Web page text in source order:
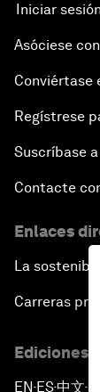
Iniciar sesión
Asóciese
Conviértase
Regístrese
Suscríbase
Contacte
Enlaces
La
Carreras
Ediciones
EN ▪ ES▪中文▪